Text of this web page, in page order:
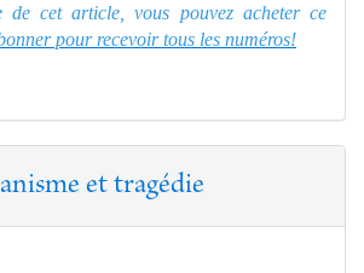
cet article, vous pouvez acheter ce
pour recevoir tous les numéros!
et tragédie